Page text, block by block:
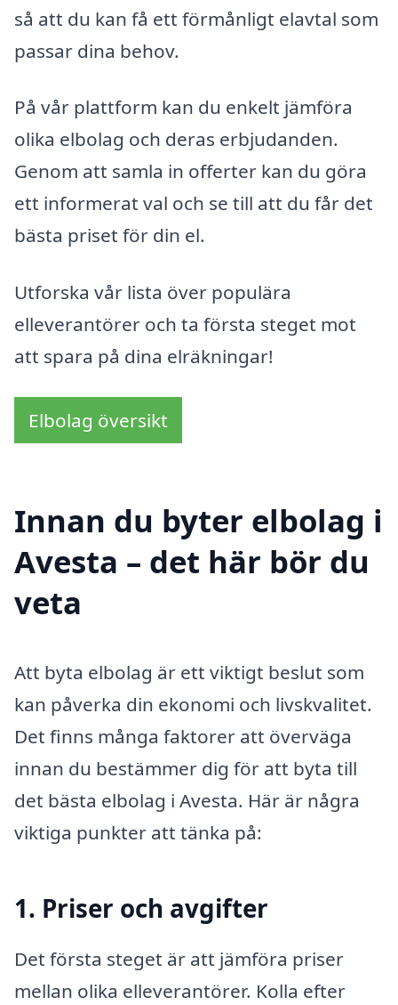
så att du kan få ett förmånligt elavtal som
passar dina behov.
På vår plattform kan du enkelt jämföra
olika elbolag och deras erbjudanden.
Genom att samla in offerter kan du göra
ett informerat val och se till att du får det
bästa priset för din el.
Utforska vår lista över populära
elleverantörer och ta första steget mot
att spara på dina elräkningar!
Elbolag översikt
Innan du byter elbolag i
Avesta – det här bör du
veta
Att byta elbolag är ett viktigt beslut som
kan påverka din ekonomi och livskvalitet.
Det finns många faktorer att överväga
innan du bestämmer dig för att byta till
det bästa elbolag i Avesta. Här är några
viktiga punkter att tänka på:
1. Priser och avgifter
Det första steget är att jämföra priser
mellan olika elleverantörer. Kolla efter